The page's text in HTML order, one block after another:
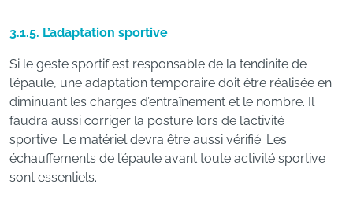
3.1.5. L’adaptation sportive
Si le geste sportif est responsable de la tendinite de
l’épaule, une adaptation temporaire doit être réalisée en
diminuant les charges d’entraînement et le nombre. Il
faudra aussi corriger la posture lors de l’activité
sportive. Le matériel devra être aussi vérifié. Les
échauffements de l’épaule avant toute activité sportive
sont essentiels.